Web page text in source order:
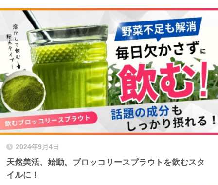
2024年9月4日
天然美活、始動。ブロッコリースプラウトを飲むスタ
イルに！